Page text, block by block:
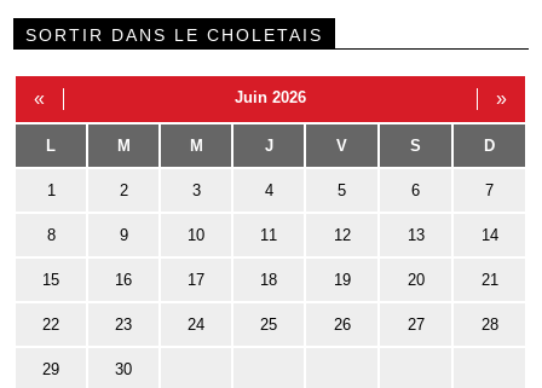
SORTIR DANS LE CHOLETAIS
« Juin 2026 »
L M M J V S D
1 2 3 4 5 6 7
8 9 10 11 12 13 14
15 16 17 18 19 20 21
22 23 24 25 26 27 28
29 30